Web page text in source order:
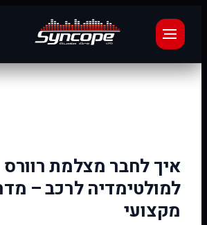
לדלג
איך לחבר מצלמת רוורס
למולטימדיה לרכב –
מקצועי